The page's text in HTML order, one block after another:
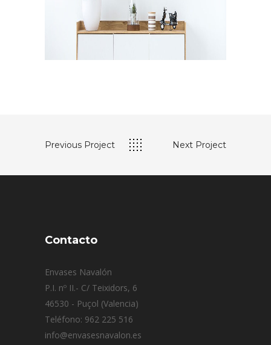
Previous Project Next Project
Contacto
Envases Navalón
P.I. nº II.- C/ Teixidors, 6
46530 - Puçol (Valencia)
Teléfono: 962 225 516
info@envasesnavalon.es